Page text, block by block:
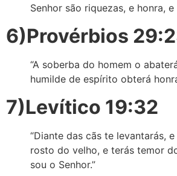
Senhor são riquezas, e honra, e
6)Provérbios
“A soberba do homem o
humilde de espírito obterá
7)Levítico 19:32
“Diante das cãs te levantarás,
rosto do velho, e terás temor
sou o Senhor.”